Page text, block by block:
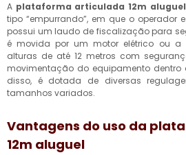
A plataforma articulada 12m aluguel
tipo “empurrando”, em que o operador
possui um laudo de fiscalização para
é movida por um motor elétrico ou a
alturas de até 12 metros com
movimentação do equipamento dentro
disso, é dotada de diversas
tamanhos variados.
Vantagens do uso da
12m aluguel